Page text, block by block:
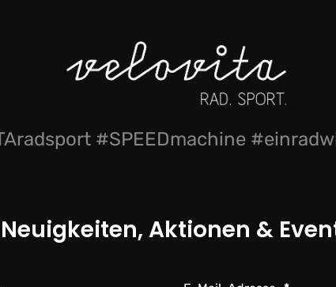
#SPEEDmachine
Neuigkeiten, Aktionen &